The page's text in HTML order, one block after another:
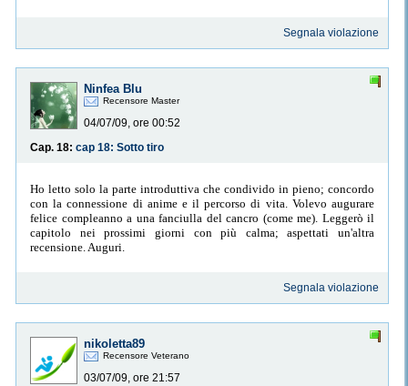
Segnala violazione
Ninfea Blu
Recensore Master
04/07/09, ore 00:52
Cap. 18: cap 18: Sotto tiro
Ho letto solo la parte introduttiva che condivido in pieno; concordo
con la connessione di anime e il percorso di vita. Volevo augurare
felice compleanno a una fanciulla del cancro (come me). Leggerò il
capitolo nei prossimi giorni con più calma; aspettati un'altra
recensione. Auguri.
Segnala violazione
nikoletta89
Recensore Veterano
03/07/09, ore 21:57